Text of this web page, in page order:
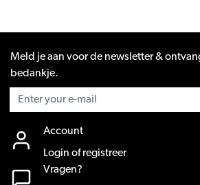
Meld je aan voor de newsletter &
bedankje.
Account
Login of registreer
Vragen?